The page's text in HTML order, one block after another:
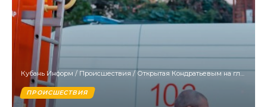
Кубань Информ / Происшествия / Открытая Кондратьевым на глазах у Путина детская поликлиника в станице Полтавской после течи крыши теперь загорелась
ПРОИСШЕСТВИЯ